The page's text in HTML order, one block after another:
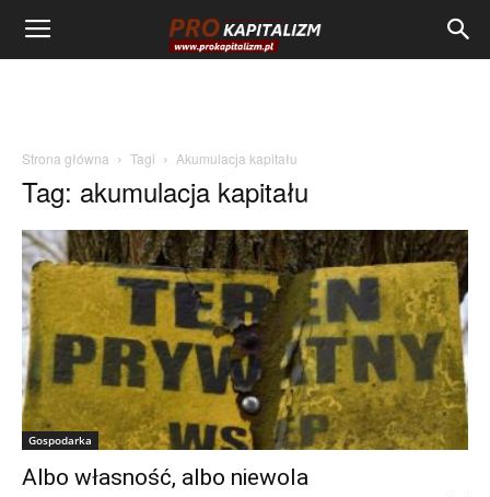
Strona główna Tagi Akumulacja kapitału
Tag: akumulacja kapitału
Gospodarka
Albo własność, albo niewola